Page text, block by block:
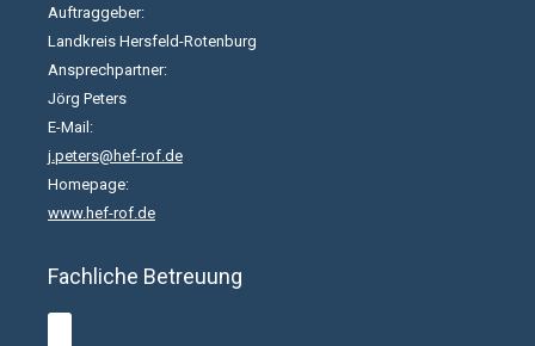
Auftraggeber:
Landkreis Hersfeld-Rotenburg
Ansprechpartner:
Jörg Peters
E-Mail:
j.peters@hef-rof.de
Homepage:
www.hef-rof.de
Fachliche Betreuung